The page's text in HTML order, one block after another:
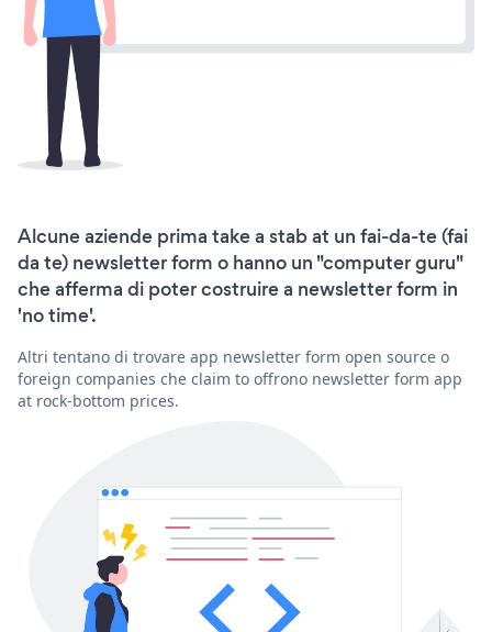
Alcune aziende prima take a stab at un fai-da-te (fai
da te) newsletter form o hanno un "computer guru"
che afferma di poter costruire a newsletter form in
'no time'.
Altri tentano di trovare app newsletter form open source o
foreign companies che claim to offrono newsletter form app
at rock-bottom prices.